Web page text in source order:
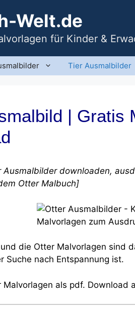
Welt.de
für Kinder &
Tier Ausmalbilder
| Gratis
Ausmalbilder downloaden,
Otter Malbuch]
die Otter Malvorlagen sind
Suche nach Entspannung ist.
Malvorlagen als pdf. Download